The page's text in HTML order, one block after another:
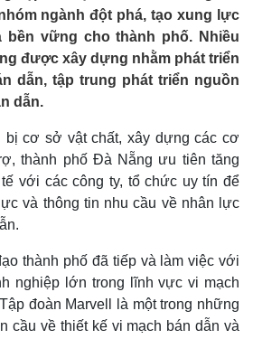
Tin 24h
Dự báo thời tiết
Giáo dục
Dấu ấn VOV
ngành đột phá, tạo xung lực
bền vững cho thành phố. Nhiều
được xây dựng nhằm phát triển
dẫn, tập trung phát triển nguồn
dẫn.
bị cơ sở vật chất, xây dựng các cơ
thành phố Đà Nẵng ưu tiên tăng
với các công ty, tổ chức uy tín để
và thông tin nhu cầu về nhân lực
thành phố đã tiếp và làm việc với
nghiệp lớn trong lĩnh vực vi mạch
đoàn Marvell là một trong những
cầu về thiết kế vi mạch bán dẫn và